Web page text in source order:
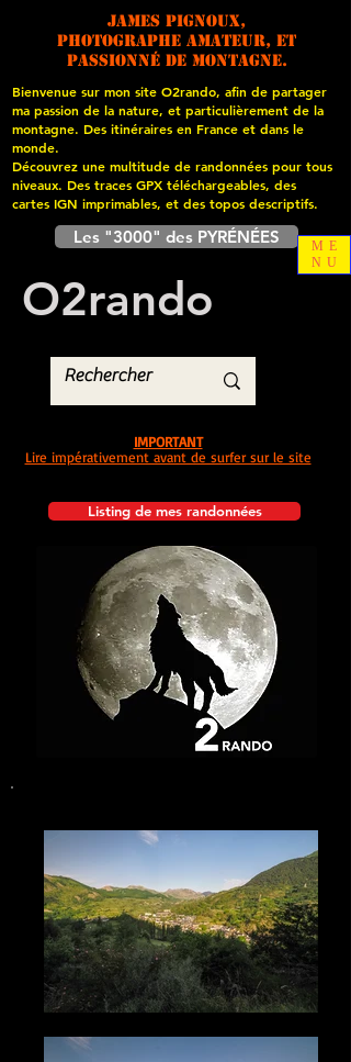
James PIGNOUX,
photographe amateur, et
passionné de montagne.
Bienvenue sur mon site O2rando, afin de partager
ma passion de la nature, et particulièrement de la
montagne. Des itinéraires en France et dans le
monde.
Découvrez une multitude de randonnées pour tous
niveaux. Des traces GPX téléchargeables, des
cartes IGN imprimables, et des topos descriptifs.
Les "3000" des PYRÉNÉES
O2rando
Listing de mes randonnées
IMPORTANT
Lire impérativement avant de surfer sur le site
ME
NU